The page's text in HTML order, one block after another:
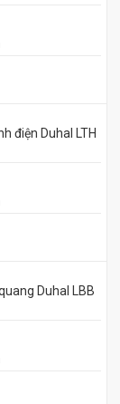
điện Duhal LTH
Duhal LBB